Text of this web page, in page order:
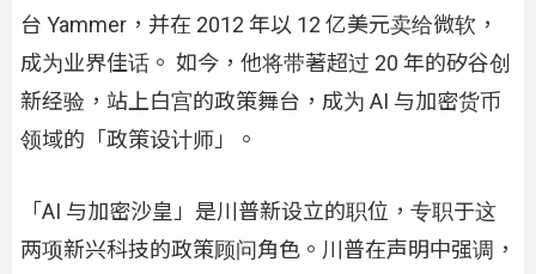
台 Yammer，并在 2012 年以 12 亿美元卖给微软，
成为业界佳话。 如今，他将带著超过 20 年的矽谷创
新经验，站上白宫的政策舞台，成为 AI 与加密货币
领域的「政策设计师」。
「AI 与加密沙皇」是川普新设立的职位，专职于这
两项新兴科技的政策顾问角色。川普在声明中强调，